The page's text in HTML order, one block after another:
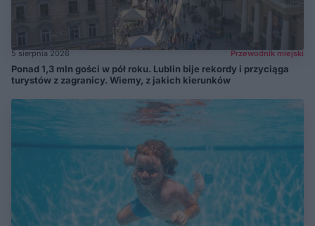
5 sierpnia 2026 Przewodnik miejski
Ponad 1,3 mln gości w pół roku. Lublin bije rekordy i przyciąga
turystów z zagranicy. Wiemy, z jakich kierunków